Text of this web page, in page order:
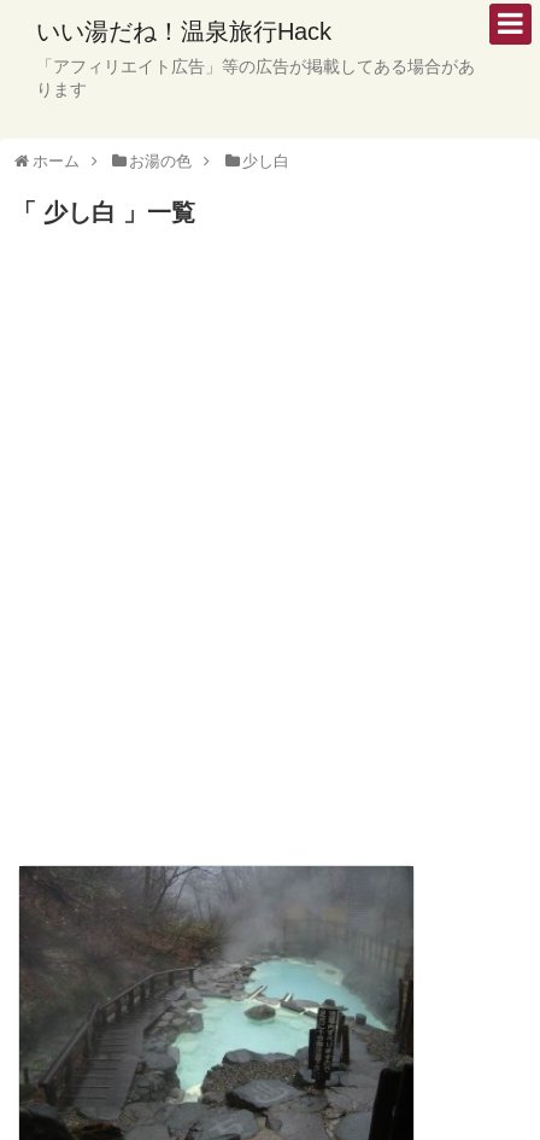
いい湯だね！温泉旅行Hack
「アフィリエイト広告」等の広告が掲載してある場合があ
ります
ホーム お湯の色 少し白
「 少し白 」一覧